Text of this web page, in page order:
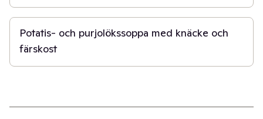
30 min
Potatis- och purjolökssoppa med knäcke och
färskost